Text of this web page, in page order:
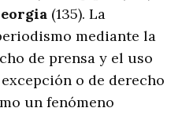
(135). La
mediante la
de prensa y el uso
o de derecho
un fenómeno